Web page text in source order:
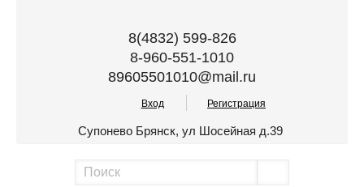
8(4832) 599-826
8-960-551-1010
89605501010@mail.ru
Вход Регистрация
Супонево Брянск, ул Шосейная д.39